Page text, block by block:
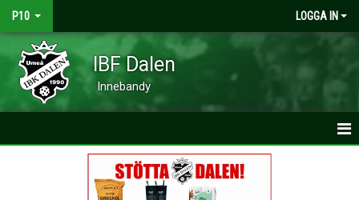
P10 LOGGA IN
IBF Dalen
Innebandy